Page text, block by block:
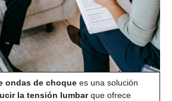
ondas de choque es una solución
la tensión lumbarque ofrece